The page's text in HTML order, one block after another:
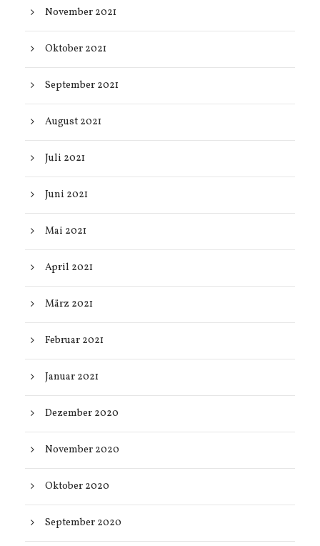
November 2021
Oktober 2021
September 2021
August 2021
Juli 2021
Juni 2021
Mai 2021
April 2021
März 2021
Februar 2021
Januar 2021
Dezember 2020
November 2020
Oktober 2020
September 2020